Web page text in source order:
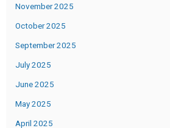
November 2025
October 2025
September 2025
July 2025
June 2025
May 2025
April 2025